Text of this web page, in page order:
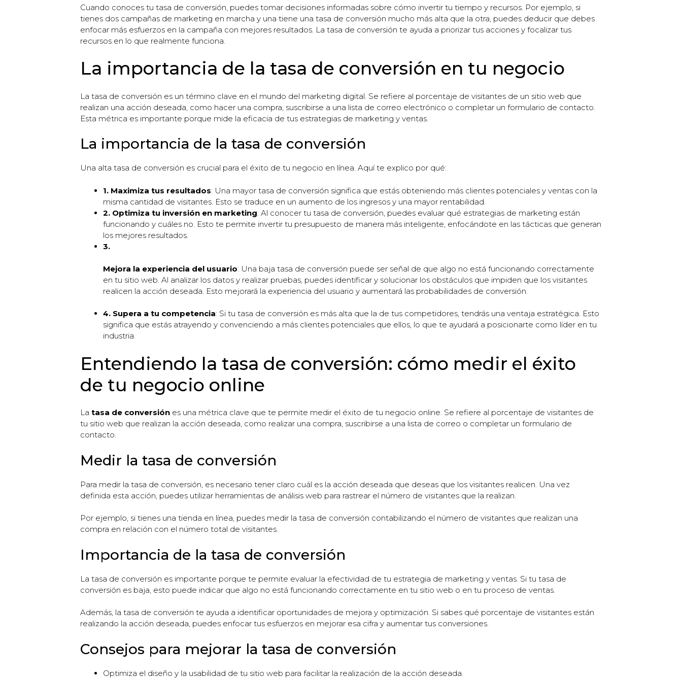
Cuando conoces tu tasa de conversión, puedes tomar decisiones informadas sobre cómo invertir tu tiempo y recursos. Por ejemplo, si
tienes dos campañas de marketing en marcha y una tiene una tasa de conversión mucho más alta que la otra, puedes deducir que debes
enfocar más esfuerzos en la campaña con mejores resultados. La tasa de conversión te ayuda a priorizar tus acciones y focalizar tus
recursos en lo que realmente funciona.
La importancia de la tasa de conversión en tu negocio
La tasa de conversión es un término clave en el mundo del marketing digital. Se refiere al porcentaje de visitantes de un sitio web que
realizan una acción deseada, como hacer una compra, suscribirse a una lista de correo electrónico o completar un formulario de contacto.
Esta métrica es importante porque mide la eficacia de tus estrategias de marketing y ventas.
La importancia de la tasa de conversión
Una alta tasa de conversión es crucial para el éxito de tu negocio en línea. Aquí te explico por qué:
1. Maximiza tus resultados: Una mayor tasa de conversión significa que estás obteniendo más clientes potenciales y ventas con la
misma cantidad de visitantes. Esto se traduce en un aumento de los ingresos y una mayor rentabilidad.
2. Optimiza tu inversión en marketing: Al conocer tu tasa de conversión, puedes evaluar qué estrategias de marketing están
funcionando y cuáles no. Esto te permite invertir tu presupuesto de manera más inteligente, enfocándote en las tácticas que generan
los mejores resultados.
3.
Mejora la experiencia del usuario: Una baja tasa de conversión puede ser señal de que algo no está funcionando correctamente
en tu sitio web. Al analizar los datos y realizar pruebas, puedes identificar y solucionar los obstáculos que impiden que los visitantes
realicen la acción deseada. Esto mejorará la experiencia del usuario y aumentará las probabilidades de conversión.
4. Supera a tu competencia: Si tu tasa de conversión es más alta que la de tus competidores, tendrás una ventaja estratégica. Esto
significa que estás atrayendo y convenciendo a más clientes potenciales que ellos, lo que te ayudará a posicionarte como líder en tu
industria.
Entendiendo la tasa de conversión: cómo medir el éxito
de tu negocio online
La tasa de conversión es una métrica clave que te permite medir el éxito de tu negocio online. Se refiere al porcentaje de visitantes de
tu sitio web que realizan la acción deseada, como realizar una compra, suscribirse a una lista de correo o completar un formulario de
contacto.
Medir la tasa de conversión
Para medir la tasa de conversión, es necesario tener claro cuál es la acción deseada que deseas que los visitantes realicen. Una vez
definida esta acción, puedes utilizar herramientas de análisis web para rastrear el número de visitantes que la realizan.
Por ejemplo, si tienes una tienda en línea, puedes medir la tasa de conversión contabilizando el número de visitantes que realizan una
compra en relación con el número total de visitantes.
Importancia de la tasa de conversión
La tasa de conversión es importante porque te permite evaluar la efectividad de tu estrategia de marketing y ventas. Si tu tasa de
conversión es baja, esto puede indicar que algo no está funcionando correctamente en tu sitio web o en tu proceso de ventas.
Además, la tasa de conversión te ayuda a identificar oportunidades de mejora y optimización. Si sabes qué porcentaje de visitantes están
realizando la acción deseada, puedes enfocar tus esfuerzos en mejorar esa cifra y aumentar tus conversiones.
Consejos para mejorar la tasa de conversión
Optimiza el diseño y la usabilidad de tu sitio web para facilitar la realización de la acción deseada.